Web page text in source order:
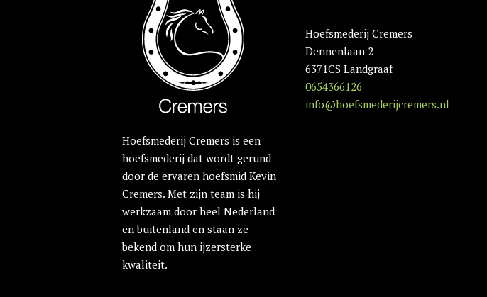
Hoefsmederij Cremers is een
hoefsmederij dat wordt gerund
door de ervaren hoefsmid Kevin
Cremers. Met zijn team is hij
werkzaam door heel Nederland
en buitenland en staan ze
bekend om hun ijzersterke
kwaliteit.
Hoefsmederij Cremers
Dennenlaan 2
6371CS Landgraaf
0654366126
info@hoefsmederijcremers.nl